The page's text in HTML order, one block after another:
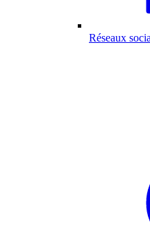
Réseaux